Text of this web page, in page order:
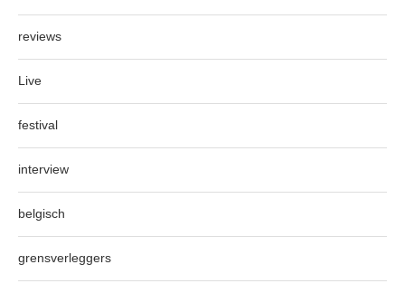
reviews
Live
festival
interview
belgisch
grensverleggers